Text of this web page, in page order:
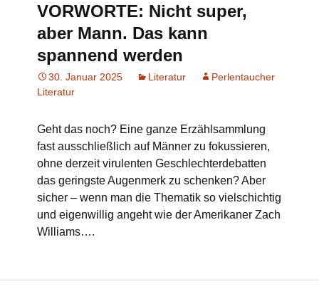
VORWORTE: Nicht super,
aber Mann. Das kann
spannend werden
30. Januar 2025 Literatur
Perlentaucher
Literatur
Geht das noch? Eine ganze Erzählsammlung
fast ausschließlich auf Männer zu fokussieren,
ohne derzeit virulenten Geschlechterdebatten
das geringste Augenmerk zu schenken? Aber
sicher – wenn man die Thematik so vielschichtig
und eigenwillig angeht wie der Amerikaner Zach
Williams….